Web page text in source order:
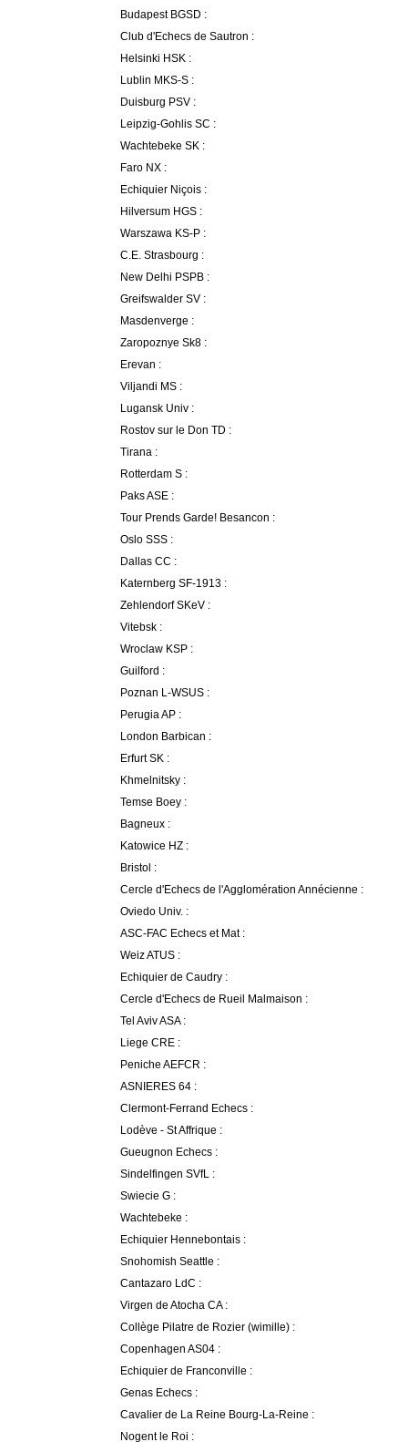
Budapest BGSD :
Club d'Echecs de Sautron :
Helsinki HSK :
Lublin MKS-S :
Duisburg PSV :
Leipzig-Gohlis SC :
Wachtebeke SK :
Faro NX :
Echiquier Niçois :
Hilversum HGS :
Warszawa KS-P :
C.E. Strasbourg :
New Delhi PSPB :
Greifswalder SV :
Masdenverge :
Zaropoznye Sk8 :
Erevan :
Viljandi MS :
Lugansk Univ :
Rostov sur le Don TD :
Tirana :
Rotterdam S :
Paks ASE :
Tour Prends Garde! Besancon :
Oslo SSS :
Dallas CC :
Katernberg SF-1913 :
Zehlendorf SKeV :
Vitebsk :
Wroclaw KSP :
Guilford :
Poznan L-WSUS :
Perugia AP :
London Barbican :
Erfurt SK :
Khmelnitsky :
Temse Boey :
Bagneux :
Katowice HZ :
Bristol :
Cercle d'Echecs de l'Agglomération Annécienne :
Oviedo Univ. :
ASC-FAC Echecs et Mat :
Weiz ATUS :
Echiquier de Caudry :
Cercle d'Echecs de Rueil Malmaison :
Tel Aviv ASA :
Liege CRE :
Peniche AEFCR :
ASNIERES 64 :
Clermont-Ferrand Echecs :
Lodève - St Affrique :
Gueugnon Echecs :
Sindelfingen SVfL :
Swiecie G :
Wachtebeke :
Echiquier Hennebontais :
Snohomish Seattle :
Cantazaro LdC :
Virgen de Atocha CA :
Collège Pilatre de Rozier (wimille) :
Copenhagen AS04 :
Echiquier de Franconville :
Genas Echecs :
Cavalier de La Reine Bourg-La-Reine :
Nogent le Roi :